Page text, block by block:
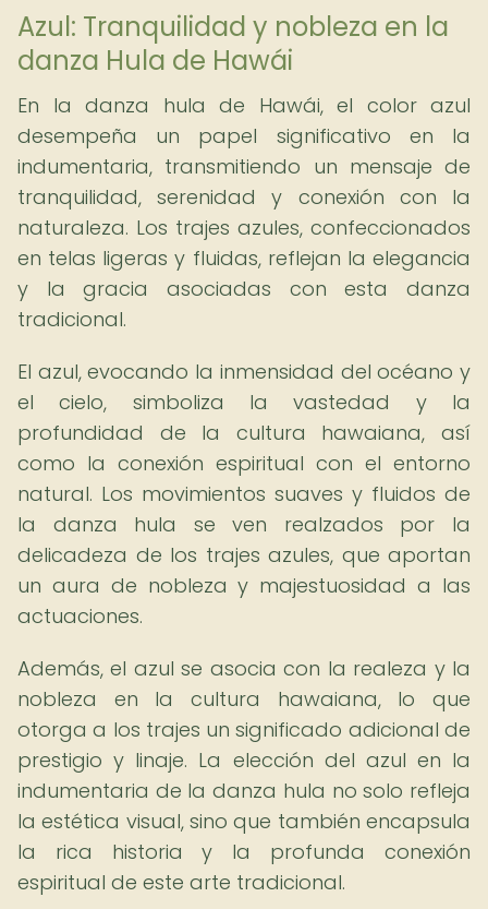
Azul: Tranquilidad y nobleza en la
danza Hula de Hawái
En la danza hula de Hawái, el color azul
desempeña un papel significativo en la
indumentaria, transmitiendo un mensaje de
tranquilidad, serenidad y conexión con la
naturaleza. Los trajes azules, confeccionados
en telas ligeras y fluidas, reflejan la elegancia
y la gracia asociadas con esta danza
tradicional.
El azul, evocando la inmensidad del océano y
el cielo, simboliza la vastedad y la
profundidad de la cultura hawaiana, así
como la conexión espiritual con el entorno
natural. Los movimientos suaves y fluidos de
la danza hula se ven realzados por la
delicadeza de los trajes azules, que aportan
un aura de nobleza y majestuosidad a las
actuaciones.
Además, el azul se asocia con la realeza y la
nobleza en la cultura hawaiana, lo que
otorga a los trajes un significado adicional de
prestigio y linaje. La elección del azul en la
indumentaria de la danza hula no solo refleja
la estética visual, sino que también encapsula
la rica historia y la profunda conexión
espiritual de este arte tradicional.